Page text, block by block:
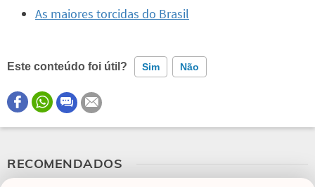
As maiores torcidas do Brasil
Este conteúdo foi útil? Sim Não
Este conteúdo contém informação incorreta
Outro
RECOMENDADOS